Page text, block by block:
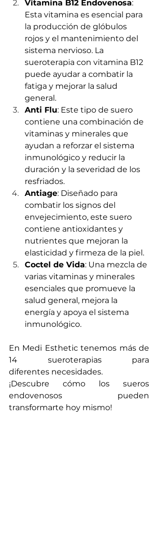
Vitamina B12 Endovenosa:
Esta vitamina es esencial para
la producción de glóbulos
rojos y el mantenimiento del
sistema nervioso. La
sueroterapia con vitamina B12
puede ayudar a combatir la
fatiga y mejorar la salud
general.
Anti Flu: Este tipo de suero
contiene una combinación de
vitaminas y minerales que
ayudan a reforzar el sistema
inmunológico y reducir la
duración y la severidad de los
resfriados.
Antiage: Diseñado para
combatir los signos del
envejecimiento, este suero
contiene antioxidantes y
nutrientes que mejoran la
elasticidad y firmeza de la piel.
Coctel de Vida: Una mezcla de
varias vitaminas y minerales
esenciales que promueve la
salud general, mejora la
energía y apoya el sistema
inmunológico.
En Medi Esthetic tenemos más de
14 sueroterapias para
diferentes necesidades.
¡Descubre cómo los sueros
endovenosos pueden
transformarte hoy mismo!